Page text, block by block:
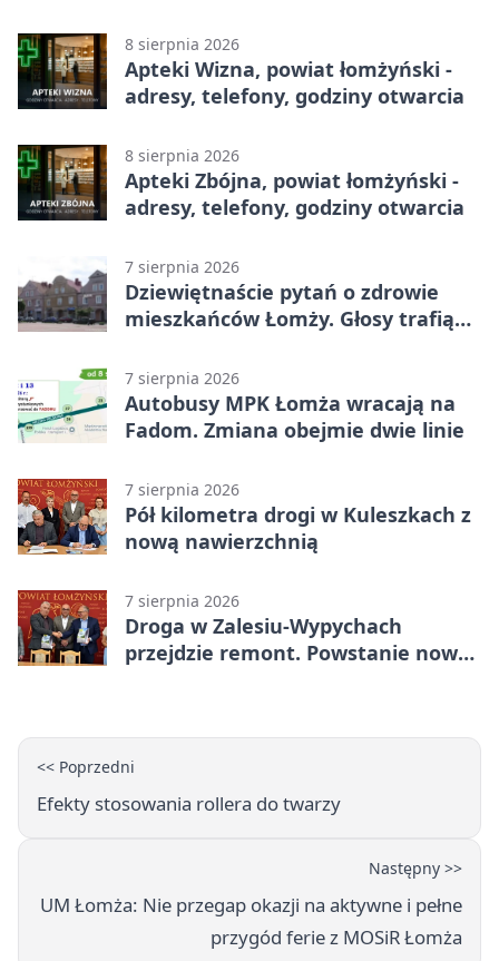
8 sierpnia 2026
Apteki Wizna, powiat łomżyński -
adresy, telefony, godziny otwarcia
8 sierpnia 2026
Apteki Zbójna, powiat łomżyński -
adresy, telefony, godziny otwarcia
7 sierpnia 2026
Dziewiętnaście pytań o zdrowie
mieszkańców Łomży. Głosy trafią
7 sierpnia 2026
Autobusy MPK Łomża wracają na
Fadom. Zmiana obejmie dwie linie
7 sierpnia 2026
Pół kilometra drogi w Kuleszkach z
nową nawierzchnią
7 sierpnia 2026
Droga w Zalesiu-Wypychach
przejdzie remont. Powstanie nowa
<< Poprzedni
Efekty stosowania rollera do twarzy
Następny >>
UM Łomża: Nie przegap okazji na aktywne i pełne
przygód ferie z MOSiR Łomża